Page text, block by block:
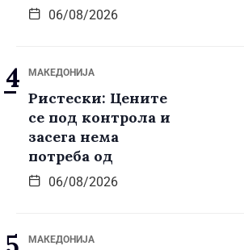
06/08/2026
МАКЕДОНИЈА
Ристески: Цените
се под контрола и
засега нема
потреба од
06/08/2026
МАКЕДОНИЈА